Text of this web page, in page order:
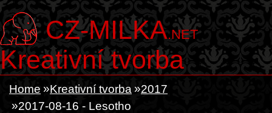
CZ-MILKA.NET
Kreativní tvorba
Home Kreativní tvorba
2017
2017-08-16 - Lesotho